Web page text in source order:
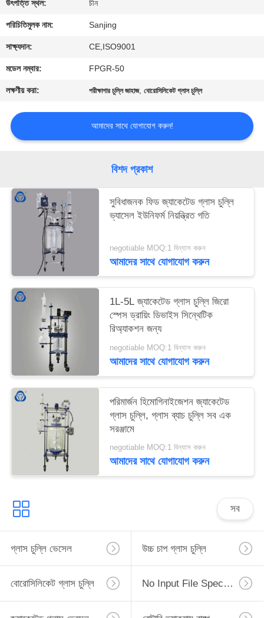
POLICY
উৎপত্তি স্থল: চীন
পরিচিতিমুলক নাম: Sanjing
সাক্ষ্যদান: CE,ISO9001
মডেল নম্বার: FPGR-50
লক্ষণীয় করা: পরীক্ষাগার চুল্লি জাহাজ,বোরোসিলিকেট গ্লাস চুল্লি
আমাদের সাথে যোগাযোগ করুন!
বিশদ প্রকাশ
সুবিধাজনক ফিড জ্যাকেটেড গ্লাস চুল্লি
ভ্যাসেল ইউনিফর্ম নিয়ন্ত্রিত গতি
negotiable MOQ:1 বিন্যাস করুন
আমাদের সাথে যোগাযোগ করুন
1L-5L জ্যাকেটেড গ্লাস চুল্লি জিরো
স্পেস ড্রায়িং ডিভাইস সিন্থেটিক
রিঅ্যাকশন জন্য
negotiable MOQ:1 বিন্যাস করুন
আমাদের সাথে যোগাযোগ করুন
পরিমার্জন হিমোগিনাইজেশন জ্যাকেটেড
গ্লাস চুল্লি, গ্লাস ব্যাচ চুল্লি সব এক
সরঞ্জামে
negotiable MOQ:1 বিন্যাস করুন
আমাদের সাথে যোগাযোগ করুন
সব
গ্লাস চুল্লি ভেসেল উচ্চ চাপ গ্লাস চুল্লি
বোরোসিলিকেট গ্লাস চুল্লি No Input File Specified.